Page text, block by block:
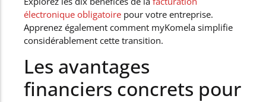
électronique obligatoire pour votre entreprise.
Apprenez également comment myKomela simplifie
considérablement cette transition.
Les avantages
financiers concrets pour